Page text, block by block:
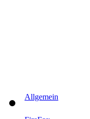
Allgemein